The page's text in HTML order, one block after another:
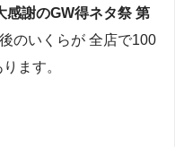
感謝のGW得ネタ祭 第
のいくらが 全店で100
ます。